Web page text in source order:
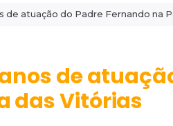
de atuação do Padre Fernando na
de
das Vitórias